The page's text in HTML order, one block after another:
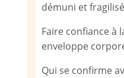
démuni et fragilisé
Faire confiance à
enveloppe
Qui se confirme